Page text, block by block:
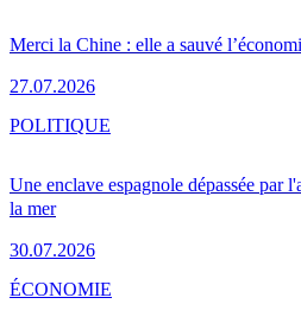
Merci la Chine : elle a sauvé
27.07.2026
Une enclave espagnole dépassée par
la mer
30.07.2026
POLITIQUE
ÉCONOMIE